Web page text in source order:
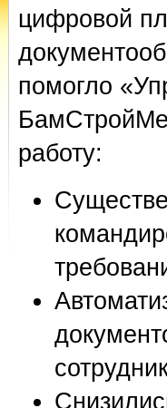
цифровой
помогло
работу: